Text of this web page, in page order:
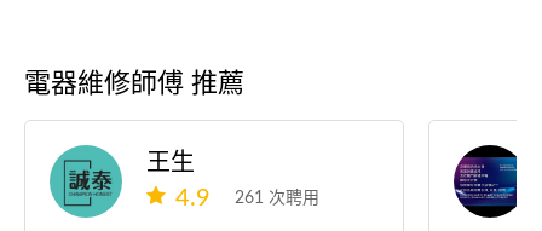
電器維修師傅 推薦
王生
4.9
261 次聘用